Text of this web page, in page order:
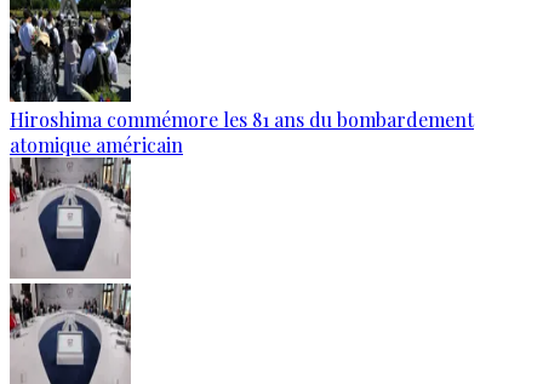
Hiroshima commémore les 81 ans du bombardement
atomique américain